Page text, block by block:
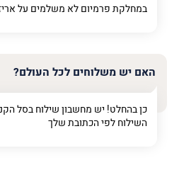
במחלקת פרמיוםלא משלמים על
האם יש משלוחים לכל העולם?
כן בהחלט! יש מחשבון שילוח בסל
השילוח לפי הכתובת שלך